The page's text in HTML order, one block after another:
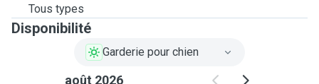
Tous types
Disponibilité
Garderie pour chien
août 2026